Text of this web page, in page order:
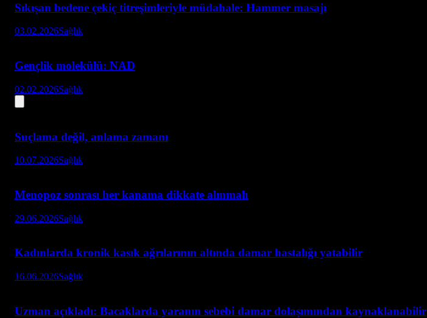
Sıkışan bedene çekiç titreşimleriyle müdahale: Hammer masajı
03.02.2026Sağlık
Gençlik molekülü: NAD
02.02.2026Sağlık
Suçlama değil, anlama zamanı
10.07.2026Sağlık
Menopoz sonrası her kanama dikkate alınmalı
29.06.2026Sağlık
Kadınlarda kronik kasık ağrılarının altında damar hastalığı yatabilir
16.06.2026Sağlık
Uzman açıkladı: Bacaklarda yaranın sebebi damar dolaşımından kaynaklanabilir